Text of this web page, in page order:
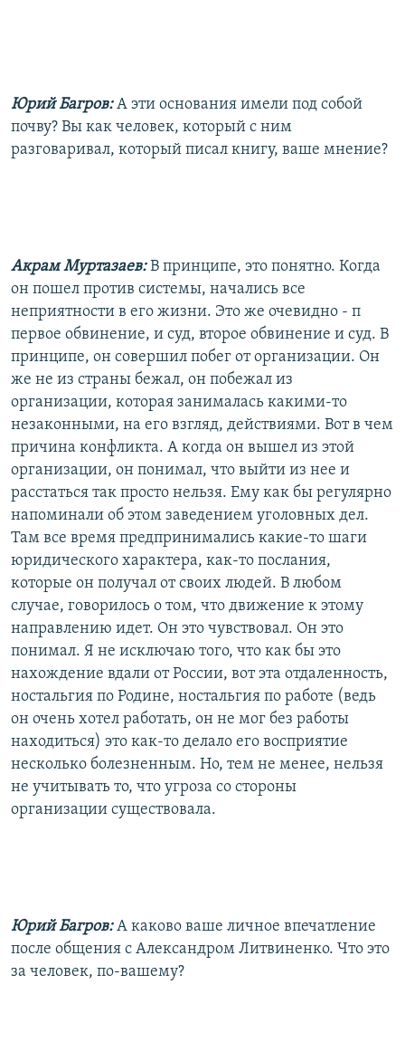
Юрий Багров:А эти основания имели под собой
почву? Вы как человек, который с ним
разговаривал, который писал книгу, ваше мнение?
Акрам Муртазаев:В принципе, это понятно. Когда
он пошел против системы, начались все
неприятности в его жизни. Это же очевидно - п
первое обвинение, и суд, второе обвинение и суд. В
принципе, он совершил побег от организации. Он
же не из страны бежал, он побежал из
организации, которая занималась какими-то
незаконными, на его взгляд, действиями. Вот в чем
причина конфликта. А когда он вышел из этой
организации, он понимал, что выйти из нее и
расстаться так просто нельзя. Ему как бы регулярно
напоминали об этом заведением уголовных дел.
Там все время предпринимались какие-то шаги
юридического характера, как-то послания,
которые он получал от своих людей. В любом
случае, говорилось о том, что движение к этому
направлению идет. Он это чувствовал. Он это
понимал. Я не исключаю того, что как бы это
нахождение вдали от России, вот эта отдаленность,
ностальгия по Родине, ностальгия по работе (ведь
он очень хотел работать, он не мог без работы
находиться) это как-то делало его восприятие
несколько болезненным. Но, тем не менее, нельзя
не учитывать то, что угроза со стороны
организации существовала.
Юрий Багров:А каково ваше личное впечатление
после общения с Александром Литвиненко. Что это
за человек, по-вашему?